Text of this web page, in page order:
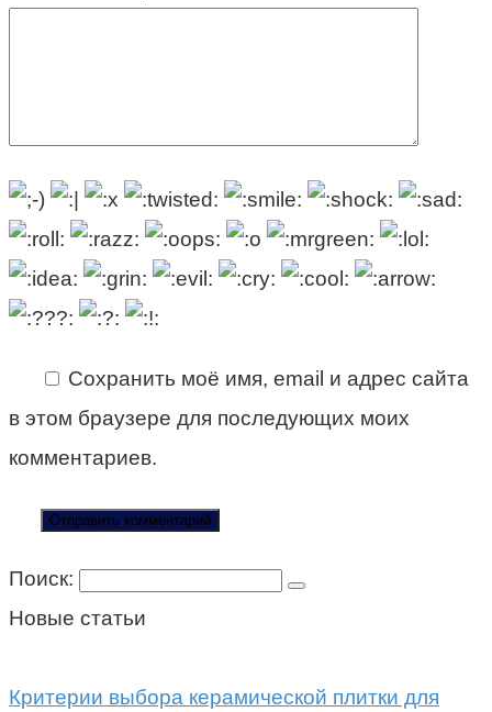
Сохранить моё имя, email и адрес сайта
в этом браузере для последующих моих
комментариев.
Поиск:
Новые статьи
Критерии выбора керамической плитки для